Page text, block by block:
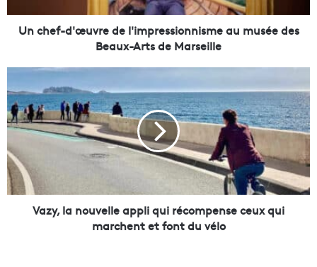
'
e
d
e
l
'
i
m
p
Un chef-d'œuvre de l'impressionnisme au musée des
Beaux-Arts de Marseille
a
z
y
,
l
a
n
o
Vazy, la nouvelle appli qui récompense ceux qui
marchent et font du vélo